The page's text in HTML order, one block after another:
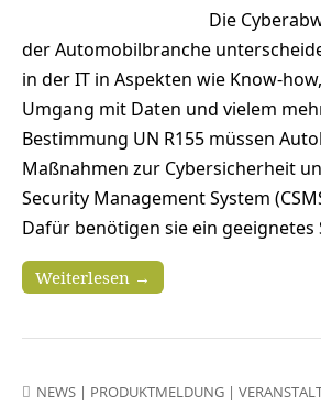
Die
der Automobilbranche
in der IT in Aspekten wie Know-
Umgang mit Daten und vielem
Bestimmung UN R155 müssen
Maßnahmen zur Cybersicherheit
Security Management System
Dafür benötigen sie ein geeignetes
Weiterlesen →
NEWS | PRODUKTMELDUNG |